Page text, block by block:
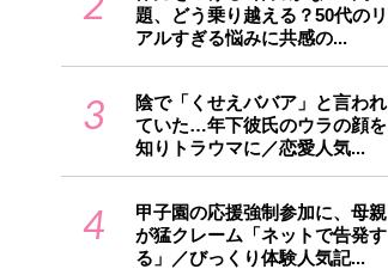
題、どう乗り越える？50代のリ
アルすぎる悩みに共感の...
3
陰で「くせえババア」と言われ
ていた…年下彼氏のウラの顔を
知りトラウマに／恋愛人気...
4
甲子園の応援強制参加に、母親
が猛クレーム「ネットで告発す
る」／びっくり体験人気記...